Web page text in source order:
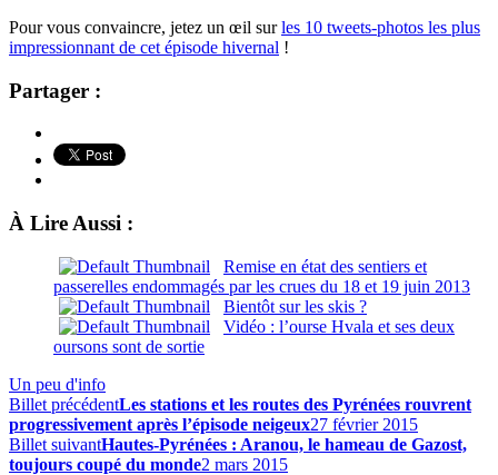
Pour vous convaincre, jetez un œil surles 10 tweets-photos les plus
impressionnant de cet épisode hivernal !
Partager :
À Lire Aussi :
Remise en état des sentiers et
passerelles endommagés par les crues du 18 et 19 juin 2013
Bientôt sur les skis ?
Vidéo : l’ourse Hvala et ses deux
oursons sont de sortie
Un peu d'info
Billet précédentLes stations et les routes des Pyrénées rouvrent
progressivement après l’épisode neigeux27 février 2015
Billet suivantHautes-Pyrénées : Aranou, le hameau de Gazost,
toujours coupé du monde2 mars 2015